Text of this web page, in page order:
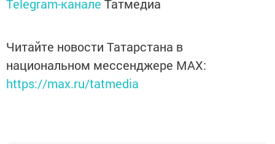
Telegram-канале Татмедиа
Читайте новости Татарстана в
национальном мессенджере MАХ:
https://max.ru/tatmedia